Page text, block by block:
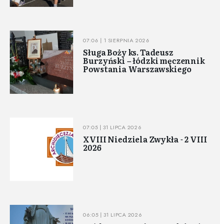
07:06 | 1 SIERPNIA 2026
Sługa Boży ks. Tadeusz
Burzyński – łódzki męczennik
Powstania Warszawskiego
07:05 | 31 LIPCA 2026
XVIII Niedziela Zwykła - 2 VIII
2026
06:05 | 31 LIPCA 2026